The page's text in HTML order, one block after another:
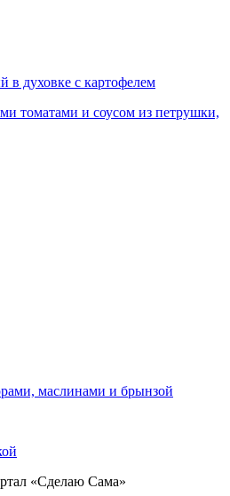
в духовке с картофелем
томатами и соусом из петрушки,
маслинами и брынзой
«Сделаю Сама»